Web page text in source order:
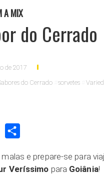
A MIX
do Cerrado
de 2017
do Cerrado sorvetes
Twitter
e prepare-se para
Veríssimo para Goiânia!